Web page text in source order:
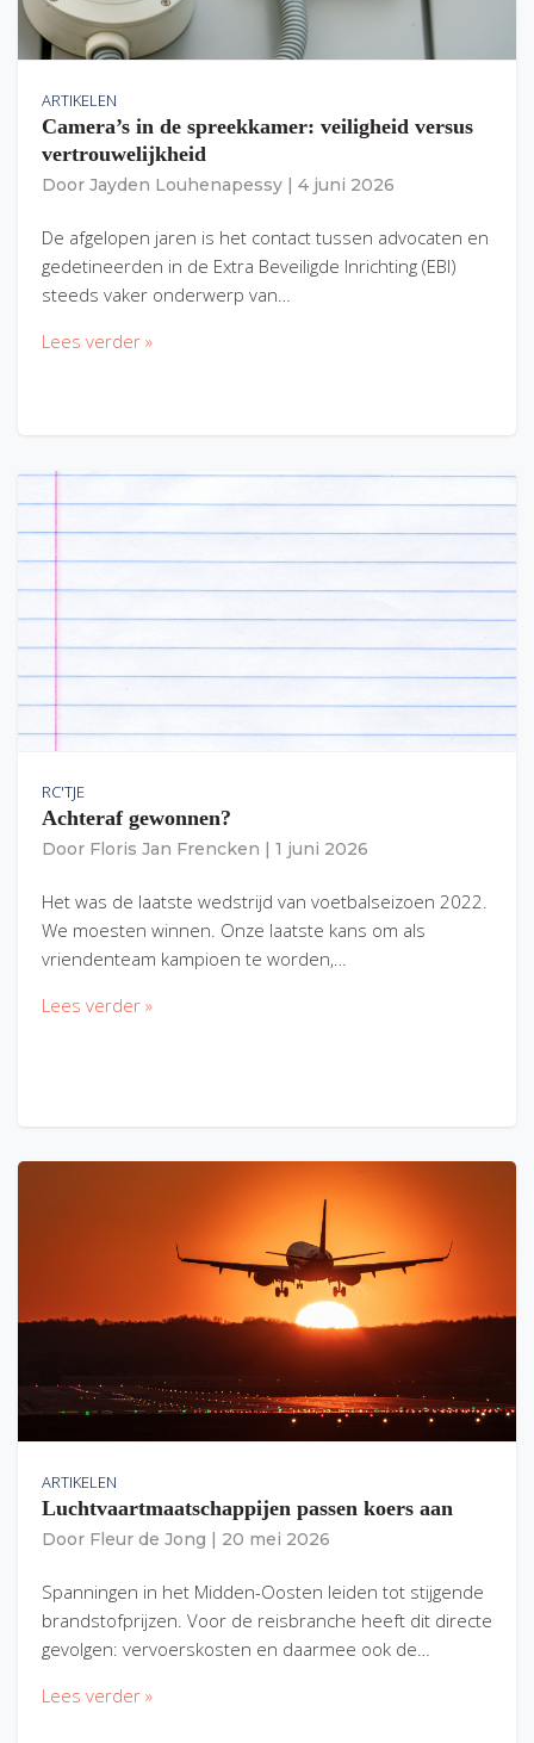
ARTIKELEN
Camera’s in de spreekkamer: veiligheid versus
vertrouwelijkheid
Door Jayden Louhenapessy 4 juni 2026
De afgelopen jaren is het contact tussen advocaten en
gedetineerden in de Extra Beveiligde Inrichting (EBI)
steeds vaker onderwerp van…
Lees verder »
RC'TJE
Achteraf gewonnen?
Door Floris Jan Frencken 1 juni 2026
Het was de laatste wedstrijd van voetbalseizoen 2022.
We moesten winnen. Onze laatste kans om als
vriendenteam kampioen te worden,…
Lees verder »
ARTIKELEN
Luchtvaartmaatschappijen passen koers aan
Door Fleur de Jong 20 mei 2026
Spanningen in het Midden-Oosten leiden tot stijgende
brandstofprijzen. Voor de reisbranche heeft dit directe
gevolgen: vervoerskosten en daarmee ook de…
Lees verder »